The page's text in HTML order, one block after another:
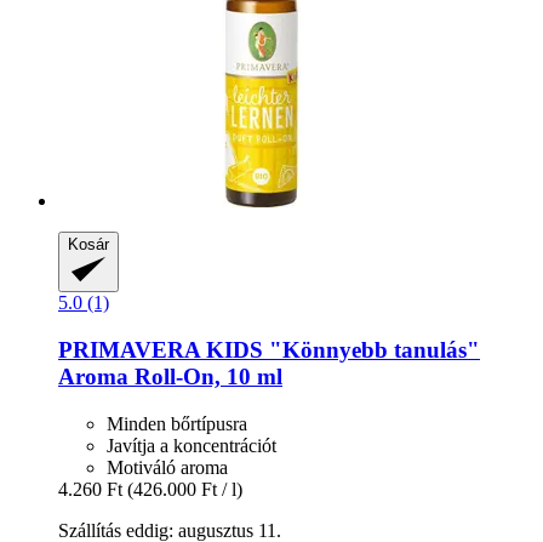
Kosár
5.0 (1)
PRIMAVERA KIDS "Könnyebb tanulás"
Aroma Roll-​On, 10 ml
Minden bőrtípusra
Javítja a koncentrációt
Motiváló aroma
4.260 Ft (426.000 Ft / l)
Szállítás eddig: augusztus 11.